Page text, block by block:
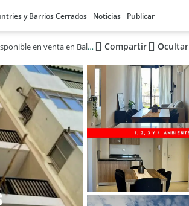
y Barrios Cerrados Noticias Publicar
Monoambiente con balcón disponible en venta en Balvanera Compartir Ocultar